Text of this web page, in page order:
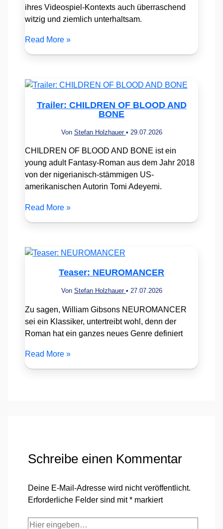
ihres Videospiel-Kontexts auch überraschend
witzig und ziemlich unterhaltsam.
Read More »
Trailer: CHILDREN OF BLOOD AND
BONE
Von Stefan Holzhauer • 29.07.2026
CHILDREN OF BLOOD AND BONE ist ein
young adult Fantasy-Roman aus dem Jahr 2018
von der nigerianisch-stämmigen US-
amerikanischen Autorin Tomi Adeyemi.
Read More »
Teaser: NEUROMANCER
Von Stefan Holzhauer • 27.07.2026
Zu sagen, William Gibsons NEUROMANCER
sei ein Klassiker, untertreibt wohl, denn der
Roman hat ein ganzes neues Genre definiert
Read More »
Schreibe einen Kommentar
Deine E-Mail-Adresse wird nicht veröffentlicht.
Erforderliche Felder sind mit* markiert
Hier